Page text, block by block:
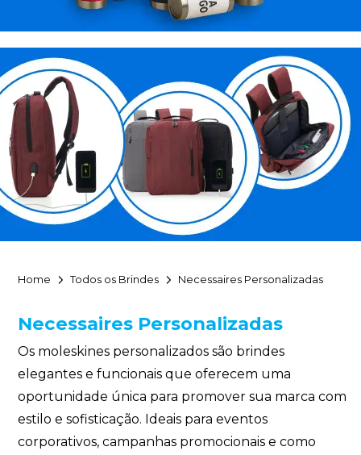
Home Todos os Brindes Necessaires Personalizadas
Necessaires Personalizadas
Os moleskines personalizados são brindes
elegantes e funcionais que oferecem uma
oportunidade única para promover sua marca com
estilo e sofisticação. Ideais para eventos
corporativos, campanhas promocionais e como